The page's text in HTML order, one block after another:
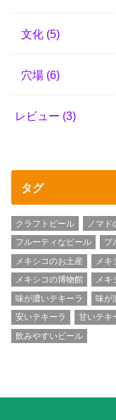
文化 (5)
穴場 (6)
レビュー (3)
タグ
クラフトビール ノマド
フルーティなビール
プ
メキシコのお土産
メキ
メキシコの博物館
メキ
味が濃いテキーラ
味が
安いテキーラ
甘いテキ
飲みやすいビール